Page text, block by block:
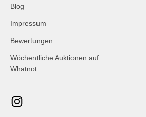
Blog
Impressum
Bewertungen
Wöchentliche Auktionen auf
Whatnot